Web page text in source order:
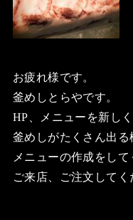
お疲れ様です。
釜めしとらやです。
HP、メニューを新し
釜めしがたくさん出る
メニューの作成をし
ご来店、ご注文してく